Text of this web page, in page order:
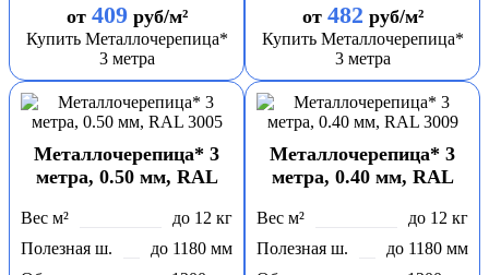
от 409руб/м²
Купить Металлочерепица*
3 метра
от 482 руб/м²
Купить Металлочерепица*
3 метра
Металлочерепица* 3
метра, 0.50 мм, RAL
Вес м²
до 12 кг
Полезная ш.
до 1180 мм
Металлочерепица* 3
метра, 0.40 мм, RAL
Вес м²
до 12 кг
Полезная ш.
до 1180 мм